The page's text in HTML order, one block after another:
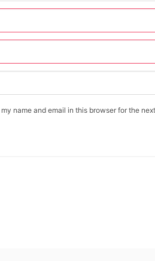
name and email in this browser for the